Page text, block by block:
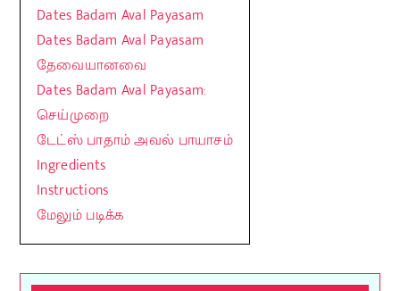
Dates Badam Aval Payasam
Dates Badam Aval Payasam
தேவையானவை
Dates Badam Aval Payasam:
செய்முறை
டேட்ஸ் பாதாம் அவல் பாயாசம்
Ingredients
Instructions
மேலும் படிக்க